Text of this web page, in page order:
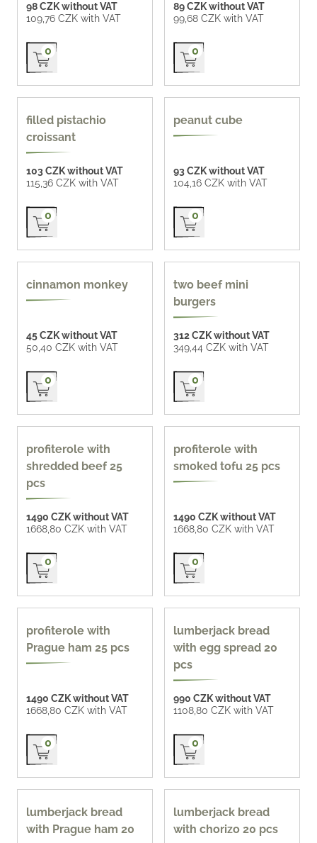
98 CZK without VAT
109,76 CZK with VAT
Přidat do košíku
0
89 CZK without VAT
99,68 CZK with VAT
Přidat do košíku
0
filled pistachio
croissant
103 CZK without VAT
115,36 CZK with VAT
Přidat do košíku
0
peanut cube
93 CZK without VAT
104,16 CZK with VAT
Přidat do košíku
0
cinnamon monkey
45 CZK without VAT
50,40 CZK with VAT
Přidat do košíku
0
two beef mini
burgers
312 CZK without VAT
349,44 CZK with VAT
Přidat do košíku
0
profiterole with
shredded beef 25
pcs
1490 CZK without VAT
1668,80 CZK with VAT
Přidat do košíku
0
profiterole with
smoked tofu 25 pcs
1490 CZK without VAT
1668,80 CZK with VAT
Přidat do košíku
0
profiterole with
Prague ham 25 pcs
1490 CZK without VAT
1668,80 CZK with VAT
Přidat do košíku
0
lumberjack bread
with egg spread 20
pcs
990 CZK without VAT
1108,80 CZK with VAT
Přidat do košíku
0
lumberjack bread
with Prague ham 20
lumberjack bread
with chorizo 20 pcs